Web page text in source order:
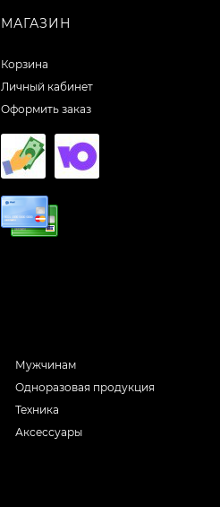
МАГАЗИН
Корзина
Личный кабинет
Оформить заказ
Мужчинам
Одноразовая продукция
Техника
Аксессуары